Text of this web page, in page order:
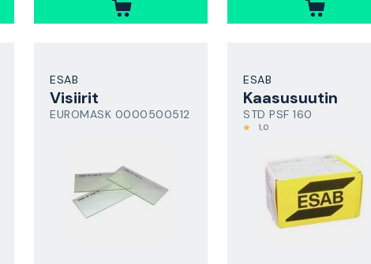
ESAB
Visiirit
EUROMASK 0000500512
ESAB
Kaasusuutin
STD PSF 160
1,0